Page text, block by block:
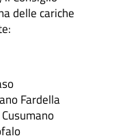
delle cariche
Fardella